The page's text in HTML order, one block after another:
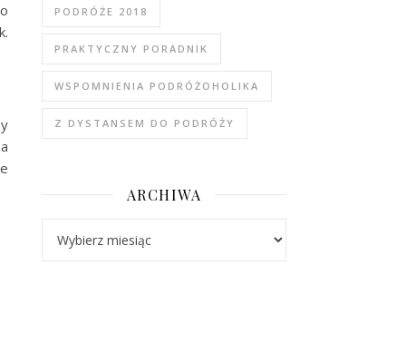
PODRÓŻE 2018
PRAKTYCZNY PORADNIK
WSPOMNIENIA PODRÓŻOHOLIKA
Z DYSTANSEM DO PODRÓŻY
ARCHIWA